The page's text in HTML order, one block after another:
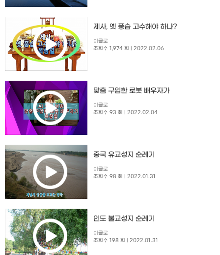
제사, 옛 풍습 고수해야 하나?
이금로
조회수 1,974 회
| 2022.02.06
맞춤 구입한 로봇 배우자가
이금로
조회수 93 회
| 2022.02.04
중국 유교성지 순례기
이금로
조회수 98 회
| 2022.01.31
인도 불교성지 순례기
이금로
조회수 198 회
| 2022.01.31